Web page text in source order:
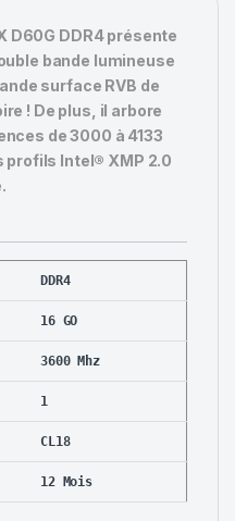
D60G DDR4 présente
bande lumineuse
surface RVB de
! De plus, il arbore
de 3000 à 4133
profils Intel® XMP 2.0
DDR4
16 GO
3600 Mhz
1
CL18
12 Mois